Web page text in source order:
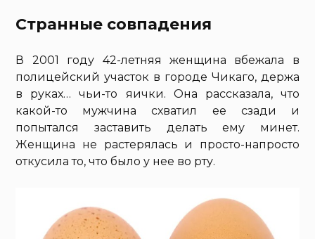
Странные совпадения
В 2001 году 42-летняя женщина вбежала в
полицейский участок в городе Чикаго, держа
в руках… чьи-то яички. Она рассказала, что
какой-то мужчина схватил ее сзади и
попытался заставить делать ему минет.
Женщина не растерялась и просто-напросто
откусила то, что было у нее во рту.